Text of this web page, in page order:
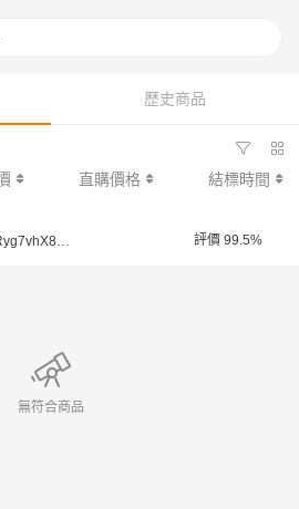
歷史商品
直購價格 結標時間
評價 99.5%
無符合商品